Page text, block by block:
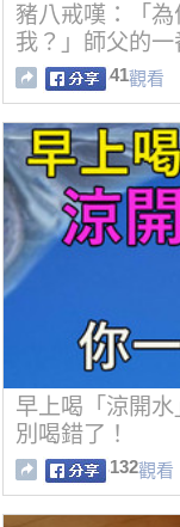
豬八戒嘆：「
我？」師父的一
41觀看
早上喝「涼開
別喝錯了！
132觀看